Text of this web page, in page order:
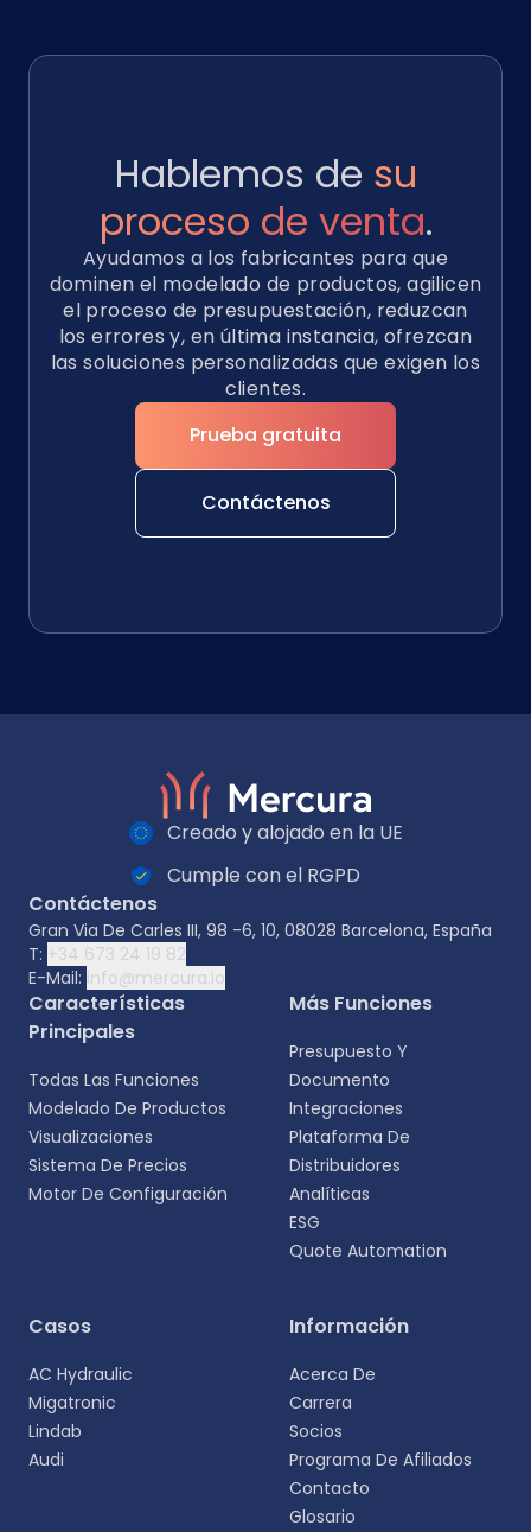
Hablemos de su
proceso de venta.
Ayudamos a los fabricantes para que
dominen el modelado de productos, agilicen
el proceso de presupuestación, reduzcan
los errores y, en última instancia, ofrezcan
las soluciones personalizadas que exigen los
clientes.
Prueba gratuita
Contáctenos
Creado y alojado en la UE
Cumple con el RGPD
Contáctenos
Gran Via De Carles III, 98 -6, 10, 08028 Barcelona, España
T: +34 673 24 19 82
E-Mail: info@mercura.io
Características
Principales
Todas Las Funciones
Modelado De Productos
Visualizaciones
Sistema De Precios
Motor De Configuración
Más Funciones
Presupuesto Y
Documento
Integraciones
Plataforma De
Distribuidores
Analíticas
ESG
Quote Automation
Casos
AC Hydraulic
Migatronic
Lindab
Audi
Información
Acerca De
Carrera
Socios
Programa De Afiliados
Contacto
Glosario